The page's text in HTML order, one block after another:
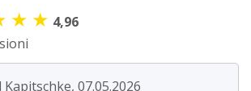
★ ★ 4,96
Kapitschke, 07.05.2026